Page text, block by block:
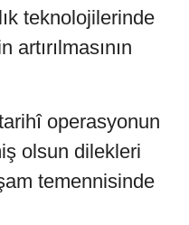
teknolojilerinde
operasyonun
olsun dilekleri
temennisinde